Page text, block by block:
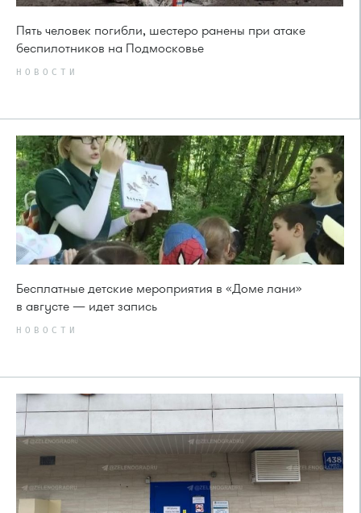
Пять человек погибли, шестеро ранены при атаке
беспилотников на Подмосковье
НОВОСТИ
Бесплатные детские мероприятия в «Доме лани»
в августе — идет запись
НОВОСТИ